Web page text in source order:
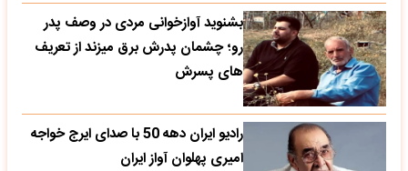
بشنوید آوازخوانی مردی در وصف پدر
رو؛ چشمان پدرش برق میزند از تعریف
های پسرش
رادیو ایران دهه 50 با صدای ایرج خواجه
امیری پهلوان آواز ایران